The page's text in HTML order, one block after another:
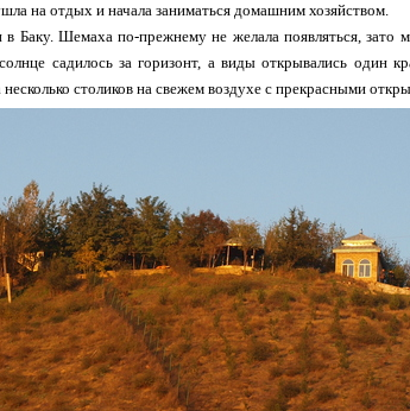
на отдых и начала заниматься домашним хозяйством.
Баку. Шемаха по-прежнему не желала появляться, зато
садилось за горизонт, а виды открывались один
столиков на свежем воздухе с прекрасными